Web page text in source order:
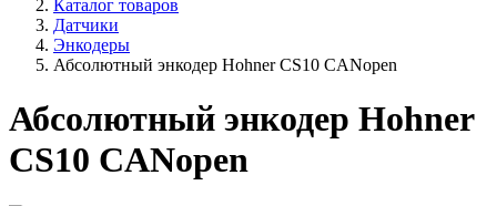
Каталог товаров
Датчики
Энкодеры
Абсолютный энкодер Hohner CS10 CANopen
Абсолютный энкодер Hohner
CS10 CANopen